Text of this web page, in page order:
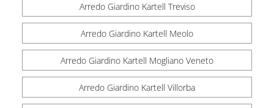
Arredo Giardino Kartell Treviso
Arredo Giardino Kartell Meolo
Arredo Giardino Kartell Mogliano Veneto
Arredo Giardino Kartell Villorba